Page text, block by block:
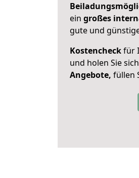
ein großes
gute und
Kostencheckfür
und holen Sie
Angebote, füllen